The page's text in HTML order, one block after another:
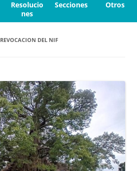
Resolucio
nes
Secciones Otros
REVOCACION DEL NIF